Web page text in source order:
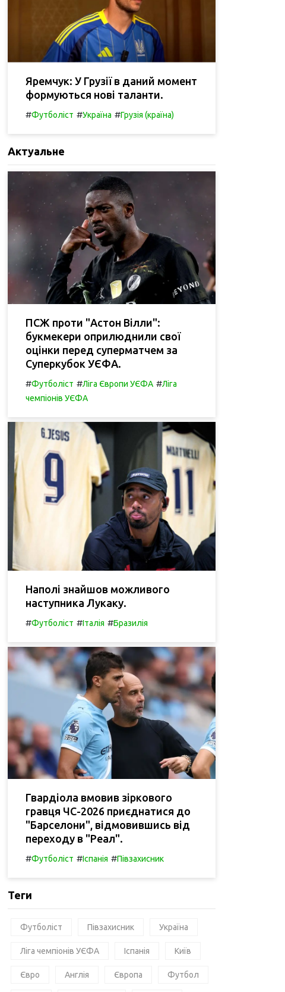
Яремчук: У Грузії в даний момент
формуються нові таланти.
#Футболіст #Україна #Грузія (країна)
Актуальне
ПСЖ проти "Астон Вілли":
букмекери оприлюднили свої
оцінки перед суперматчем за
Суперкубок УЄФА.
#Футболіст #Ліга Європи УЄФА #Ліга
чемпіонів УЄФА
Наполі знайшов можливого
наступника Лукаку.
#Футболіст #Італія #Бразилія
Гвардіола вмовив зіркового
гравця ЧС-2026 приєднатися до
"Барселони", відмовившись від
переходу в "Реал".
#Футболіст #Іспанія #Півзахисник
Теги
Футболіст Півзахисник Україна
Ліга чемпіонів УЄФА Іспанія Київ
Євро Англія Європа Футбол